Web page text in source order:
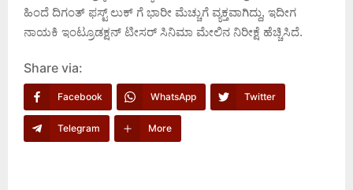
ಹಿಂದೆ ದಿಗಂತ್ ಫಸ್ಟ್ ಲುಕ್ ಗೆ ಭಾರೀ ಮೆಚ್ಚುಗೆ ವ್ಯಕ್ತವಾಗಿದ್ದು, ಇದೀಗ
ನಾಯಕಿ ಇಂಟ್ರೂಡಕ್ಷನ್ ಟೀಸರ್ ಸಿನಿಮಾ ಮೇಲಿನ ನಿರೀಕ್ಷೆ ಹೆಚ್ಚಿಸಿದೆ.
Share via:
Facebook WhatsApp Twitter
Telegram More